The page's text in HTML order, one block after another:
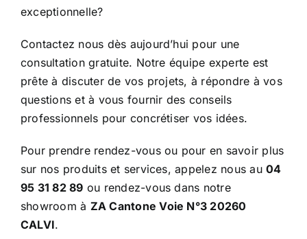
exceptionnelle?
Contactez nous dès aujourd’hui pour une
consultation gratuite. Notre équipe experte est
prête à discuter de vos projets, à répondre à vos
questions et à vous fournir des conseils
professionnels pour concrétiser vos idées.
Pour prendre rendez-vous ou pour en savoir plus
sur nos produits et services, appelez nous au04
95 31 82 89 ou rendez-vous dans notre
showroom à ZA Cantone Voie N°3 20260
CALVI.